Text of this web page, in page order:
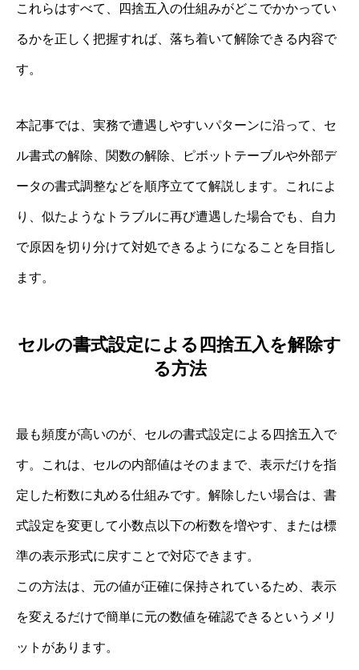
これらはすべて、四捨五入の仕組みがどこでかかってい
るかを正しく把握すれば、落ち着いて解除できる内容で
す。
本記事では、実務で遭遇しやすいパターンに沿って、セ
ル書式の解除、関数の解除、ピボットテーブルや外部デ
ータの書式調整などを順序立てて解説します。これによ
り、似たようなトラブルに再び遭遇した場合でも、自力
で原因を切り分けて対処できるようになることを目指し
ます。
セルの書式設定による四捨五入を解除す
る方法
最も頻度が高いのが、セルの書式設定による四捨五入で
す。これは、セルの内部値はそのままで、表示だけを指
定した桁数に丸める仕組みです。解除したい場合は、書
式設定を変更して小数点以下の桁数を増やす、または標
準の表示形式に戻すことで対応できます。
この方法は、元の値が正確に保持されているため、表示
を変えるだけで簡単に元の数値を確認できるというメリ
ットがあります。